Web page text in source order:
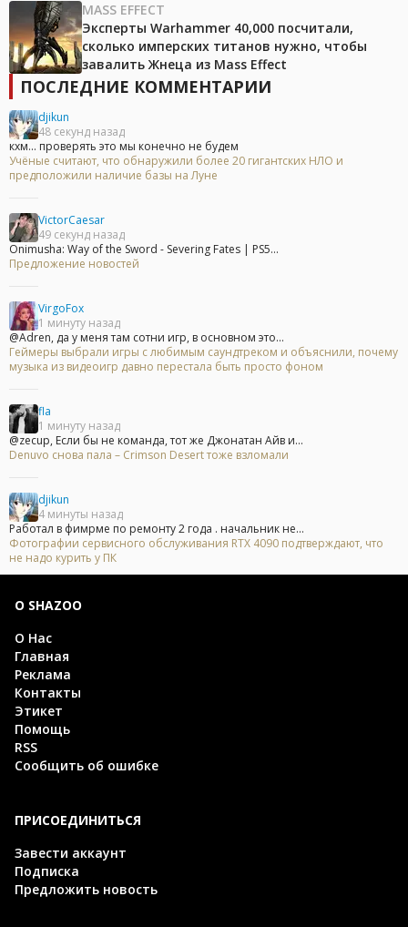
MASS EFFECT
Эксперты Warhammer 40,000 посчитали,
сколько имперских титанов нужно, чтобы
завалить Жнеца из Mass Effect
ПОСЛЕДНИЕ КОММЕНТАРИИ
djikun
48 секунд назад
кхм... проверять это мы конечно не будем
Учёные считают, что обнаружили более 20 гигантских НЛО и
предположили наличие базы на Луне
VictorCaesar
49 секунд назад
Onimusha: Way of the Sword - Severing Fates | PS5...
Предложение новостей
VirgoFox
1 минуту назад
@Adren, да у меня там сотни игр, в основном это...
Геймеры выбрали игры с любимым саундтреком и объяснили, почему
музыка из видеоигр давно перестала быть просто фоном
fla
1 минуту назад
@zecup, Если бы не команда, тот же Джонатан Айв и...
Denuvo снова пала – Crimson Desert тоже взломали
djikun
4 минуты назад
Работал в фимрме по ремонту 2 года . начальник не...
Фотографии сервисного обслуживания RTX 4090 подтверждают, что
не надо курить у ПК
О SHAZOO
О Нас
Главная
Реклама
Контакты
Этикет
Помощь
RSS
Сообщить об ошибке
ПРИСОЕДИНИТЬСЯ
Завести аккаунт
Подписка
Предложить новость